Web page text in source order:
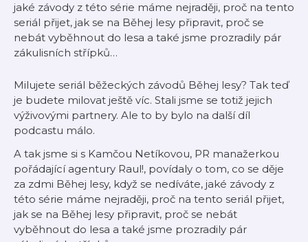
jaké závody z této série máme nejraději, proč na tento
seriál přijet, jak se na Běhej lesy připravit, proč se
nebát vyběhnout do lesa a také jsme prozradily pár
zákulisních střípků…
Milujete seriál běžeckých závodů Běhej lesy? Tak teď
je budete milovat ještě víc. Stali jsme se totiž jejich
výživovými partnery. Ale to by bylo na další díl
podcastu málo.
A tak jsme si s Kamčou Netíkovou, PR manažerkou
pořádající agentury Raul!, povídaly o tom, co se děje
za zdmi Běhej lesy, když se nedíváte, jaké závody z
této série máme nejraději, proč na tento seriál přijet,
jak se na Běhej lesy připravit, proč se nebát
vyběhnout do lesa a také jsme prozradily pár